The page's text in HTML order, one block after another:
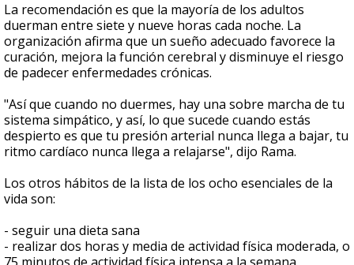
La recomendación es que la mayoría de los adultos
duerman entre siete y nueve horas cada noche. La
organización afirma que un sueño adecuado favorece la
curación, mejora la función cerebral y disminuye el riesgo
de padecer enfermedades crónicas.
"Así que cuando no duermes, hay una sobre marcha de tu
sistema simpático, y así, lo que sucede cuando estás
despierto es que tu presión arterial nunca llega a bajar, tu
ritmo cardíaco nunca llega a relajarse", dijo Rama.
Los otros hábitos de la lista de los ocho esenciales de la
vida son:
- seguir una dieta sana
- realizar dos horas y media de actividad física moderada, o